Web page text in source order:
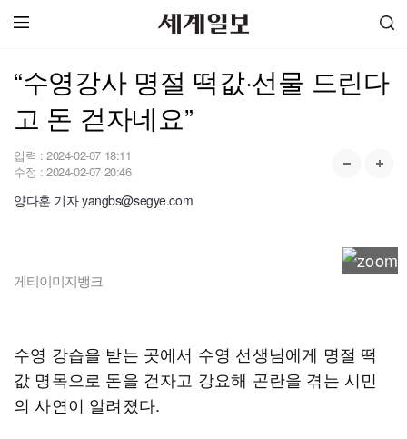
“수영강사 명절 떡값·선물 드린다
고 돈 걷자네요”
입력 : 2024-02-07 18:11
수정 : 2024-02-07 20:46
양다훈 기자 yangbs@segye.com
게티이미지뱅크
수영 강습을 받는 곳에서 수영 선생님에게 명절 떡
값 명목으로 돈을 걷자고 강요해 곤란을 겪는 시민
의 사연이 알려졌다.